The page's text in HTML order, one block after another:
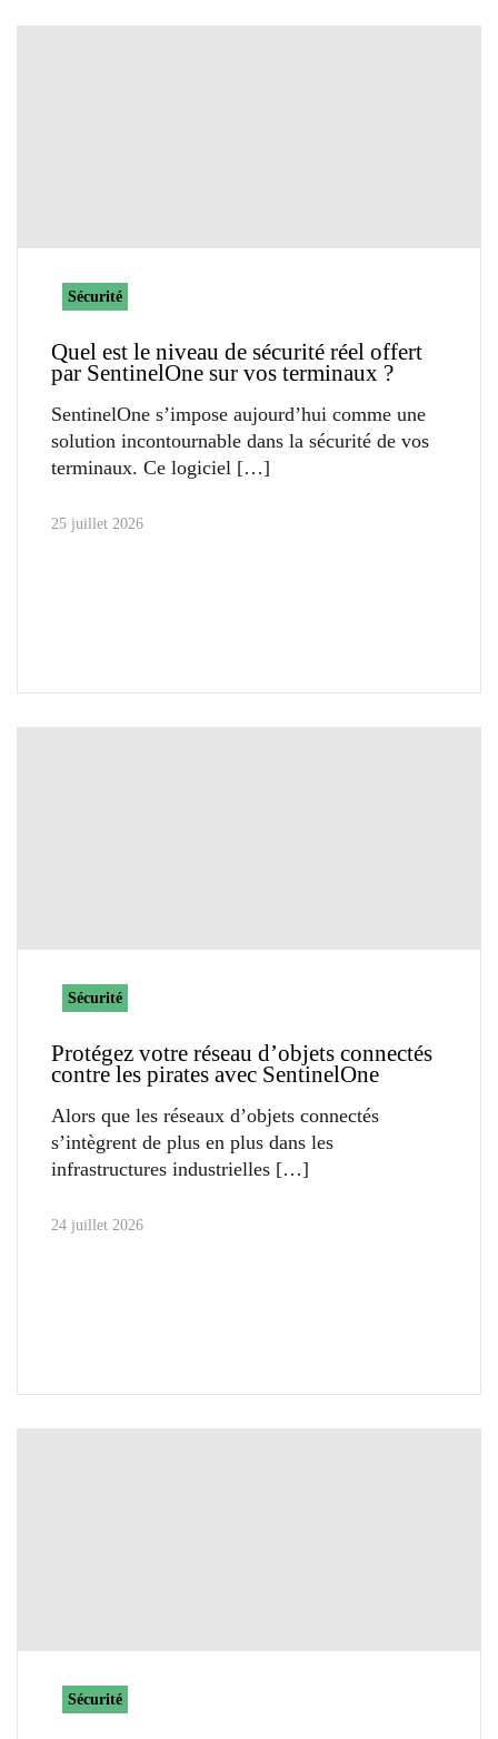
Sécurité
Quel est le niveau de sécurité réel offert
par SentinelOne sur vos terminaux ?
SentinelOne s’impose aujourd’hui comme une
solution incontournable dans la sécurité de vos
terminaux. Ce logiciel
25 juillet 2026
Sécurité
Protégez votre réseau d’objets connectés
contre les pirates avec SentinelOne
Alors que les réseaux d’objets connectés
s’intègrent de plus en plus dans les
infrastructures industrielles
24 juillet 2026
Sécurité